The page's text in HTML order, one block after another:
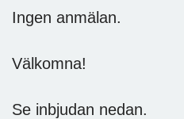
Ingen anmälan.
Välkomna!
Se inbjudan nedan.